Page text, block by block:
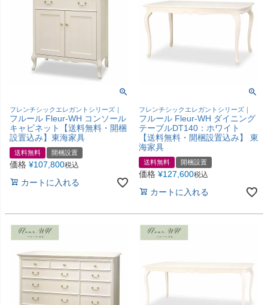
フレンチシックエレガントシリーズ｜
フルール Fleur-WH コンソール
キャビネット【送料無料・開梱
設置込み】東海家具
送料無料 開梱設置
価格 ¥107,800税込
カートに入れる
フレンチシックエレガントシリーズ｜
フルール Fleur-WH ダイニング
テーブルDT140：ホワイト
【送料無料・開梱設置込み】 東
海家具
送料無料 開梱設置
価格 ¥127,600税込
カートに入れる